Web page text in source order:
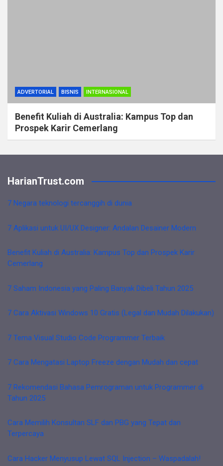
ADVERTORIAL BISNIS INTERNASIONAL
Benefit Kuliah di Australia: Kampus Top dan
Prospek Karir Cemerlang
HarianTrust.com
7 Negara teknologi tercanggih di dunia
7 Aplikasi untuk UI/UX Designer: Andalan Desainer Modern
Benefit Kuliah di Australia: Kampus Top dan Prospek Karir
Cemerlang
7 Saham Indonesia yang Paling Banyak Dibeli Tahun 2025
7 Cara Aktivasi Windows 10 Gratis (Legal dan Mudah Dilakukan)
7 Tema Visual Studio Code Programmer Terbaik
7 Cara Mengatasi Laptop Freeze dengan Mudah dan cepat
7 Rekomendasi Bahasa Pemrograman untuk Programmer di
Tahun 2025
Cara Memilih Konsultan SLF dan PBG yang Tepat dan
Terpercaya
Cara Hacker Menyusup Lewat SQL Injection – Waspadalah!